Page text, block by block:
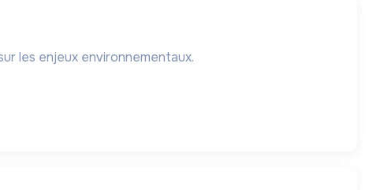
les enjeux environnementaux.